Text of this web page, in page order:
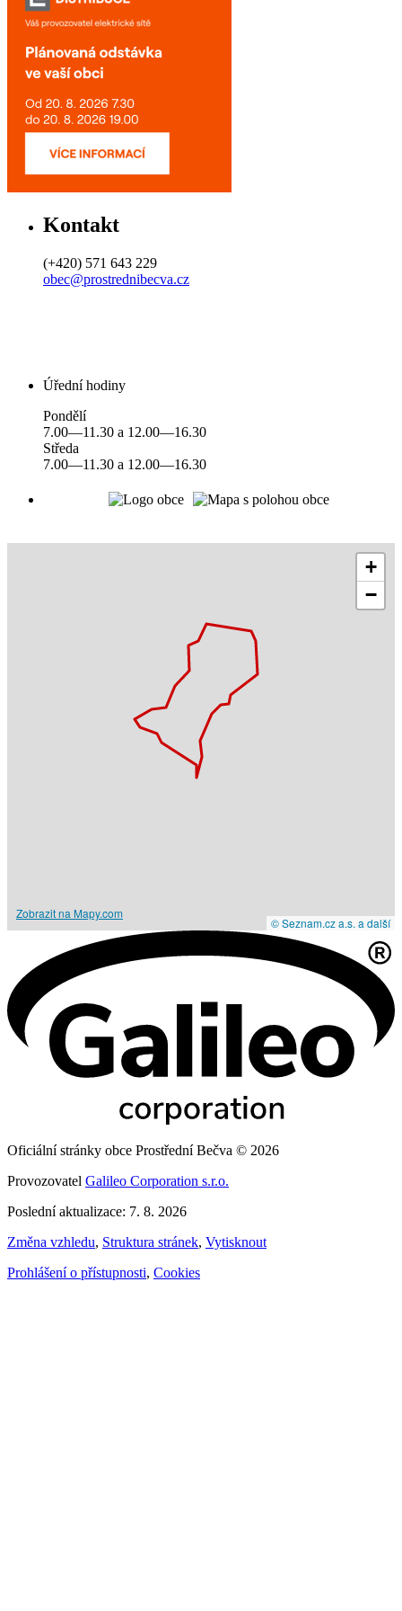
Kontakt
(+420) 571 643 229
obec@prostrednibecva.cz
Úřední hodiny
Pondělí
7.00—11.30 a 12.00—16.30
Středa
7.00—11.30 a 12.00—16.30
+
−
Zobrazit na Mapy.com
© Seznam.cz a.s. a další
Oficiální stránky obce Prostřední Bečva © 2026
Provozovatel Galileo Corporation s.r.o.
Poslední aktualizace: 7. 8. 2026
Změna vzhledu, Struktura stránek, Vytisknout
Prohlášení o přístupnosti, Cookies